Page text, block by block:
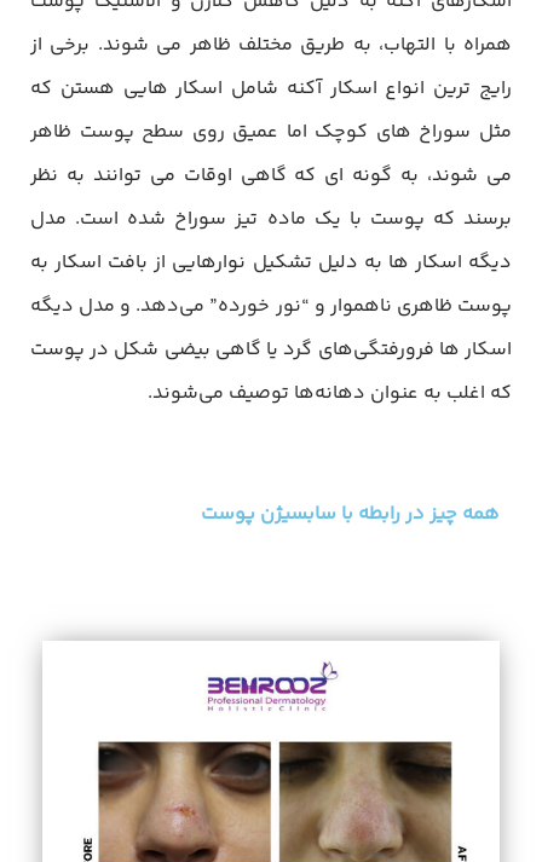
همراه با التهاب، به طریق مختلف ظاهر می شوند. برخی از
رایج ترین انواع اسکار آکنه شامل اسکار هایی هستن که
مثل سوراخ های کوچک اما عمیق روی سطح پوست ظاهر
می شوند، به گونه ای که گاهی اوقات می توانند به نظر
برسند که پوست با یک ماده تیز سوراخ شده است. مدل
دیگه اسکار ها به دلیل تشکیل نوارهایی از بافت اسکار به
پوست ظاهری ناهموار و “نور خورده” می‌دهد. و مدل دیگه
اسکار ها فرورفتگی‌های گرد یا گاهی بیضی شکل در پوست
که اغلب به عنوان دهانه‌ها توصیف می‌شوند.
همه چیز در رابطه با سابسیژن پوست